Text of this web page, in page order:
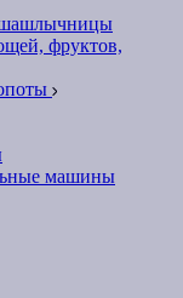
шашлычницы
фруктов,
машины